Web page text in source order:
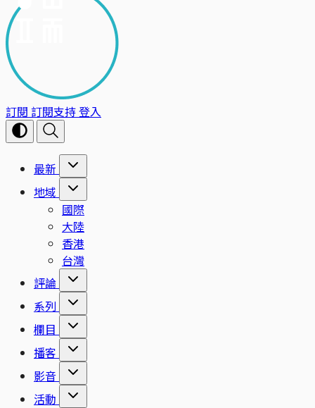
訂閱 訂閱支持登入
最新
地域
國際
大陸
香港
台灣
評論
系列
欄目
播客
影音
活動